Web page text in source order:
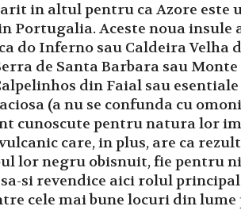
in altul pentru ca Azore este
Portugalia. Aceste noua insule
do Inferno sau Caldeira Velha
de Santa Barbara sau Monte
din Faial sau
(a nu se confunda cu
cunoscute pentru natura lor
care, in plus, are ca
lor negru obisnuit, fie pentru
si revendice aici rolul
cele mai bune locuri din lume